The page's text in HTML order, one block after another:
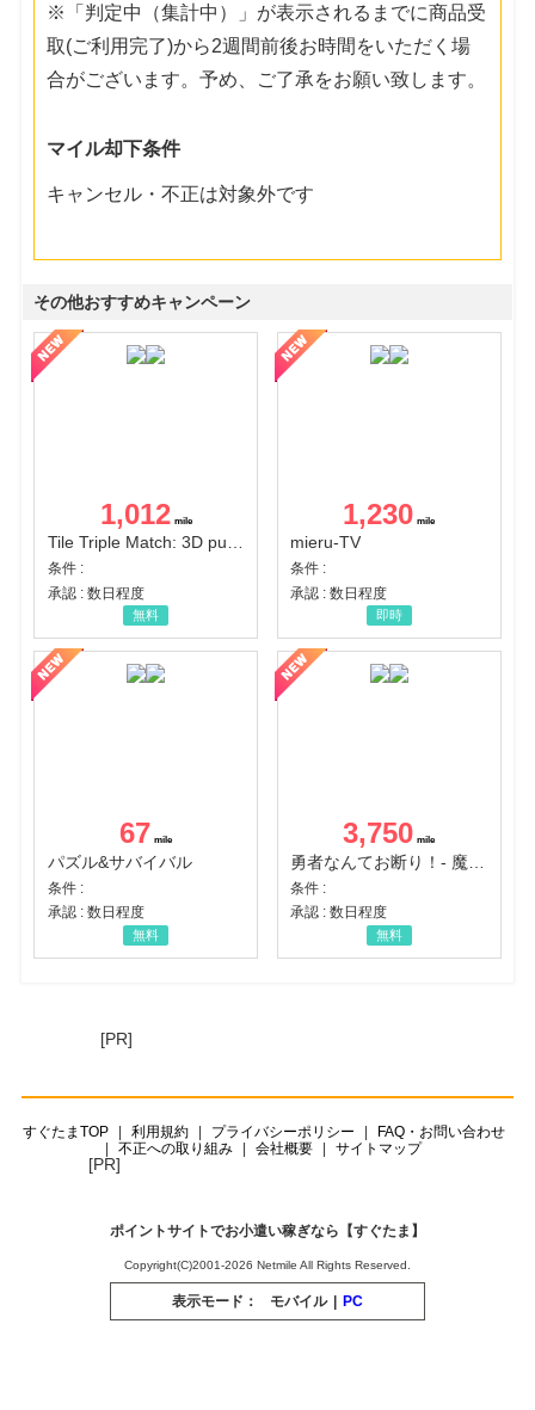
※「判定中（集計中）」が表示されるまでに商品受
取(ご利用完了)から2週間前後お時間をいただく場
合がございます。予め、ご了承をお願い致します。
マイル却下条件
キャンセル・不正は対象外です
その他おすすめキャンペーン
1,012
Tile Triple Match: 3D puzzle
条件 :
承認 : 数日程度
無料
1,230
mieru-TV
条件 :
承認 : 数日程度
即時
67
パズル&サバイバル
条件 :
承認 : 数日程度
無料
3,750
条件 :
承認 : 数日程度
無料
[PR]
すぐたまTOP 利用規約 プライバシーポリシー
FAQ・お問い合わせ
不正への取り組み
会社概要 サイトマップ
[PR]
ポイントサイトでお小遣い稼ぎなら【すぐたま】
Copyright(C)2001-2026 Netmile All Rights Reserved.
表示モード： モバイル | PC